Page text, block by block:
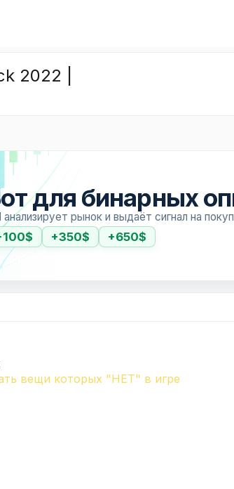
2022 |
для бинарных
рынок и выдаёт сигнал на
+350$ +650$
вещи которых "НЕТ" в игре